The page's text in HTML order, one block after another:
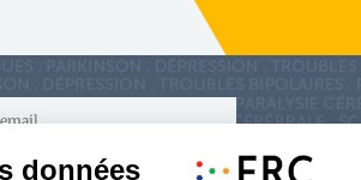
S'inscrire à la newsletter